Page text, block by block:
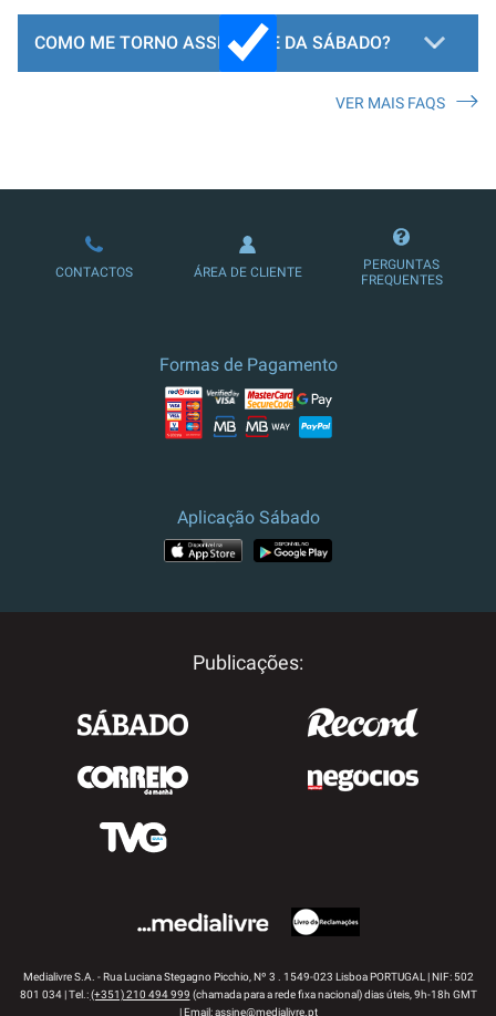
COMO ME TORNO ASSINANTE DA SÁBADO?
LOJA DE ASSINATURAS
VER MAIS FAQS
CONTACTOS ÁREA DE CLIENTE
PERGUNTAS
FREQUENTES
Formas de Pagamento
Aplicação Sábado
Publicações:
Medialivre S.A. - Rua Luciana Stegagno Picchio, Nº 3 . 1549-023 Lisboa PORTUGAL | NIF: 502
801 034 | Tel.:(+351) 210 494 999 (chamada para a rede fixa nacional) dias úteis, 9h-18h GMT
| Email:assine@medialivre.pt